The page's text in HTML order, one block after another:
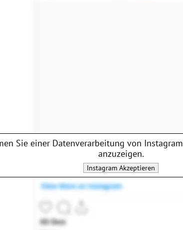
Sie einer Datenverarbeitung von Instagram
anzuzeigen.
Instagram Akzeptieren